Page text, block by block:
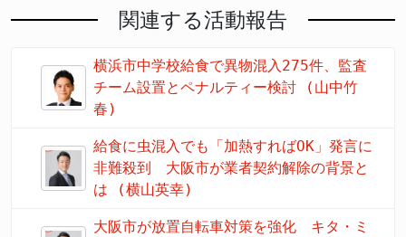
関連する活動報告
横浜市中学校給食で異物混入275件、監査
チーム設置とペナルティー検討 (山中竹
春)
給食に虫混入でも「加熱すればOK」発言に
非難殺到 大阪市が業者契約解除の背景と
は (横山英幸)
大阪市が放置自転車対策を強化 キタ・ミ